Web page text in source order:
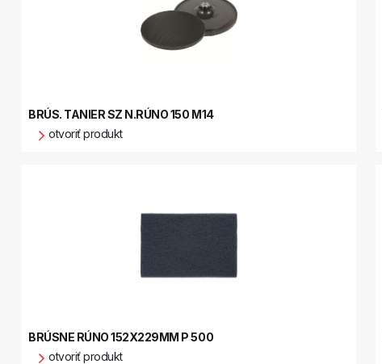
BRÚS. TANIER SZ N.RÚNO 150 M14
otvoriť produkt
BRÚSNE RÚNO 152X229MM P 500
otvoriť produkt